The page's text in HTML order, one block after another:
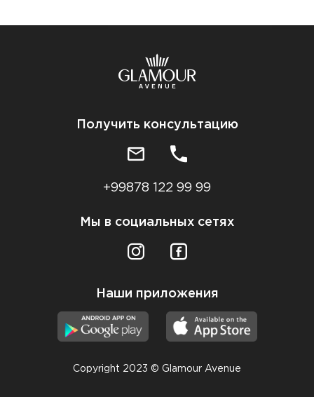
Получить консультацию
+99878 122 99 99
Мы в социальных сетях
Наши приложения
Copyright 2023 © Glamour Avenue